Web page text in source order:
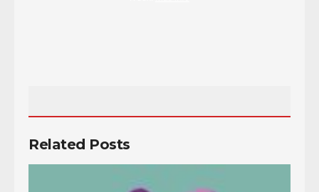
Related Posts